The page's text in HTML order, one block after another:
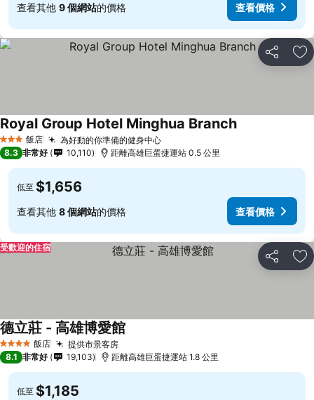
查看其他 9 個網站的價格 查看價格
分享 加
3 星級 飯店 為好動的你準備的健身中心
Royal Group Hotel Minghua Branch
8.3 非常好 10,110 距離高雄巨蛋捷運站 0.5 公里
低至 $1,656
查看其他 8 個網站的價格 查看價格
分享 加
受歡迎的住宿
4 星級 飯店 提供市景客房
德立莊 - 高雄博愛館
8.1 非常好 19,103 距離高雄巨蛋捷運站 1.8 公里
低至 $1,185